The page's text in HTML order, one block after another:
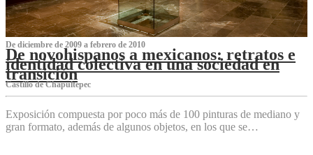
De diciembre de 2009 a febrero de 2010
De novohispanos a mexicanos: retratos e
identidad colectiva en una sociedad en
transición
Castillo de Chapultepec
Exposición compuesta por poco más de 100 pinturas de mediano y
gran formato, además de algunos objetos, en los que se…